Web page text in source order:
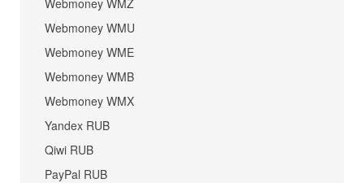
Webmoney WMZ
Webmoney WMU
Webmoney WME
Webmoney WMB
Webmoney WMX
Yandex RUB
Qiwi RUB
PayPal RUB